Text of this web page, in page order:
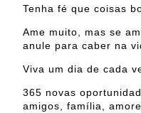
Tenha fé que coisas
Ame muito, mas se
anule para caber na
Viva um dia de cada
365 novas
amigos, família,